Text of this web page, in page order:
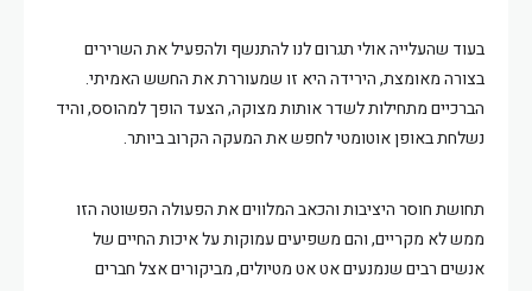
בעוד שהעלייה אולי תגרום לנו להתנשף ולהפעיל את השרירים
בצורה מאומצת, הירידה היא זו שמעוררת את החשש האמיתי.
הברכיים מתחילות לשדר אותות מצוקה, הצעד הופך למהוסס, והיד
נשלחת באופן אוטומטי לחפש את המעקה הקרוב ביותר.
תחושת חוסר היציבות והכאב המלווים את הפעולה הפשוטה הזו
ממש לא מקריים, והם משפיעים עמוקות על איכות החיים של
אנשים רבים שנמנעים אט אט מטיולים, מביקורים אצל חברים